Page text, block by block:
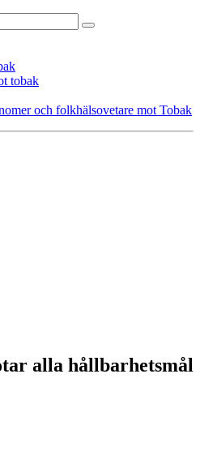
tobak
och folkhälsovetare mot Tobak
alla hållbarhetsmål